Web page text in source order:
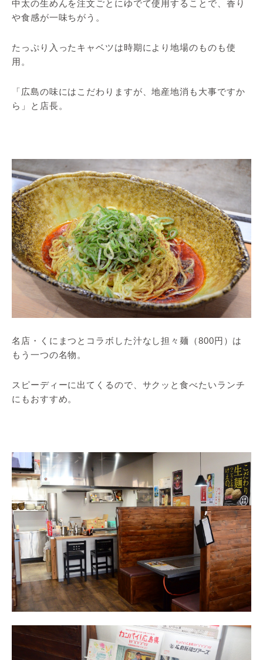
中太の生めんを注文ごとにゆでて使用することで、香り
や食感が一味ちがう。
たっぷり入ったキャベツは時期により地場のものも使
用。
「広島の味にはこだわりますが、地産地消も大事ですか
ら」と店長。
名店・くにまつとコラボした汁なし担々麺（800円）は
もう一つの名物。
スピーディーに出てくるので、サクッと食べたいランチ
にもおすすめ。